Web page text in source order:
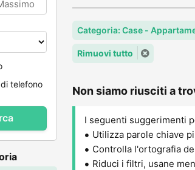
telefono
Categoria: Case -
Rimuovi tutto
Non siamo riusciti a
I seguenti suggerimenti
Utilizza parole chiave
Controlla l'ortografia
Riduci i filtri, usane